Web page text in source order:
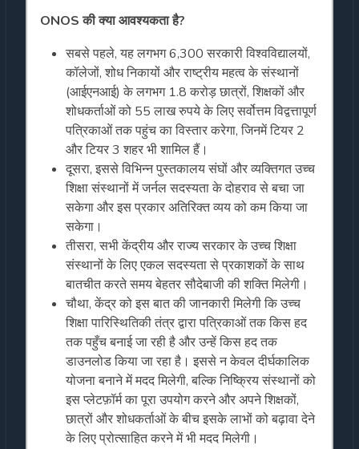
ONOS की क्या आवश्यकता है?
सबसे पहले, यह लगभग 6,300 सरकारी विश्वविद्यालयों,
कॉलेजों, शोध निकायों और राष्ट्रीय महत्व के संस्थानों
(आईएनआई) के लगभग 1.8 करोड़ छात्रों, शिक्षकों और
शोधकर्ताओं को 55 लाख रुपये के लिए सर्वोत्तम विद्वत्तापूर्ण
पत्रिकाओं तक पहुंच का विस्तार करेगा, जिनमें टियर 2
और टियर 3 शहर भी शामिल हैं।
दूसरा, इससे विभिन्न पुस्तकालय संघों और व्यक्तिगत उच्च
शिक्षा संस्थानों में जर्नल सदस्यता के दोहराव से बचा जा
सकेगा और इस प्रकार अतिरिक्त व्यय को कम किया जा
सकेगा।
तीसरा, सभी केंद्रीय और राज्य सरकार के उच्च शिक्षा
संस्थानों के लिए एकल सदस्यता से प्रकाशकों के साथ
बातचीत करते समय बेहतर सौदेबाजी की शक्ति मिलेगी।
चौथा, केंद्र को इस बात की जानकारी मिलेगी कि उच्च
शिक्षा पारिस्थितिकी तंत्र द्वारा पत्रिकाओं तक किस हद
तक पहुँच बनाई जा रही है और उन्हें किस हद तक
डाउनलोड किया जा रहा है। इससे न केवल दीर्घकालिक
योजना बनाने में मदद मिलेगी, बल्कि निष्क्रिय संस्थानों को
इस प्लेटफ़ॉर्म का पूरा उपयोग करने और अपने शिक्षकों,
छात्रों और शोधकर्ताओं के बीच इसके लाभों को बढ़ावा देने
के लिए प्रोत्साहित करने में भी मदद मिलेगी।